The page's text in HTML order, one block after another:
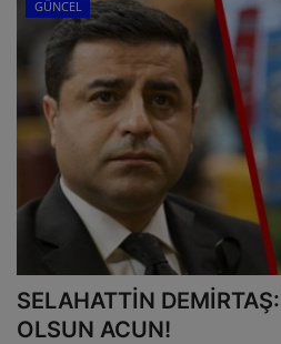
GÜNCEL
SELAHATTİN
OLSUN ACUN!